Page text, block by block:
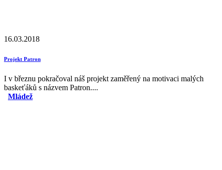
16.03.2018
Projekt Patron
I v březnu pokračoval náš projekt zaměřený na motivaci malých
baskeťáků s názvem Patron....
Mládež